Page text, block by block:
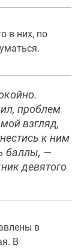
в них, по
проблем
взгляд,
к ним
баллы, —
девятого
в
В